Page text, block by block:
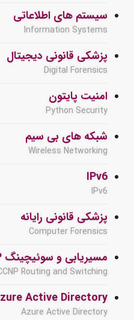
سیستم های اطلاعاتی
Information Systems
پزشکی قانونی دیجیتال
Digital Forensics
امنیت پایتون
Python Security
شبکه های بی سیم
Wireless Networking
IPv6
IPv6
پزشکی قانونی رایانه
Computer Forensics
مسیریابی و سوئیچینگ CCNP
CCNP Routing and Switching
Azure Active Directory
Azure Active Directory